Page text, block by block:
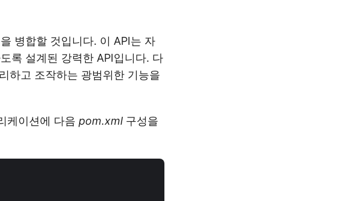
병합할 것입니다. 이 API는 자
록 설계된 강력한 API입니다. 다
하고 조작하는 광범위한 기능을
케이션에 다음 pom.xml구성을